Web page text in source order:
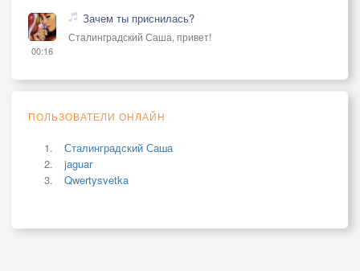
00:16
Зачем ты приснилась?
Сталинградский Саша, привет!
ПОЛЬЗОВАТЕЛИ ОНЛАЙН
Сталинградский Саша
jaguar
Qwertysvetka